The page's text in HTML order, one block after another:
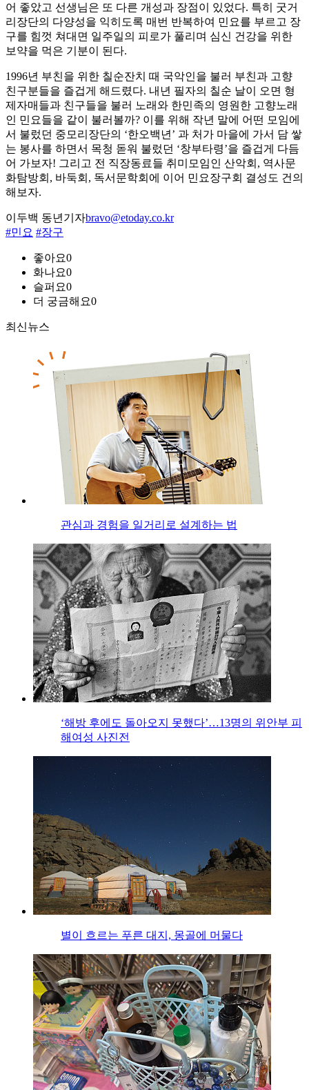
어 좋았고 선생님은 또 다른 개성과 장점이 있었다. 특히 굿거
리장단의 다양성을 익히도록 매번 반복하여 민요를 부르고 장
구를 힘껏 쳐대면 일주일의 피로가 풀리며 심신 건강을 위한
보약을 먹은 기분이 된다.
1996년 부친을 위한 칠순잔치 때 국악인을 불러 부친과 고향
친구분들을 즐겁게 해드렸다. 내년 필자의 칠순 날이 오면 형
제자매들과 친구들을 불러 노래와 한민족의 영원한 고향노래
인 민요들을 같이 불러볼까? 이를 위해 작년 말에 어떤 모임에
서 불렀던 중모리장단의 ‘한오백년’ 과 처가 마을에 가서 담 쌓
는 봉사를 하면서 목청 돋워 불렀던 ‘창부타령’을 즐겁게 다듬
어 가보자! 그리고 전 직장동료들 취미모임인 산악회, 역사문
화탐방회, 바둑회, 독서문학회에 이어 민요장구회 결성도 건의
해보자.
이두백 동년기자bravo@etoday.co.kr
#민요 #장구
좋아요0
화나요0
슬퍼요0
더 궁금해요0
최신뉴스
관심과 경험을 일거리로 설계하는 법
‘해방 후에도 돌아오지 못했다’…13명의 위안부 피
해여성 사진전
별이 흐르는 푸른 대지, 몽골에 머물다